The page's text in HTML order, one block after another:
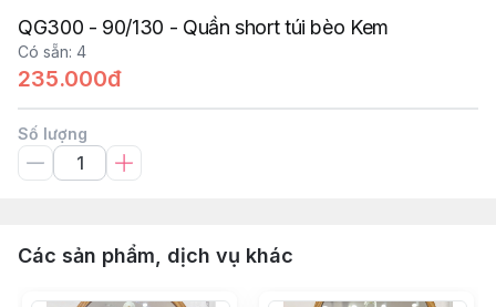
QG300 - 90/130 - Quần short túi bèo Kem
Có sẵn: 4
235.000đ
Số lượng
Các sản phẩm, dịch vụ khác